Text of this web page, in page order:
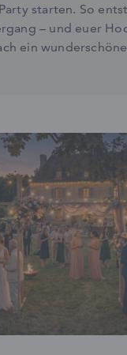
starten. So
– und euer
ein